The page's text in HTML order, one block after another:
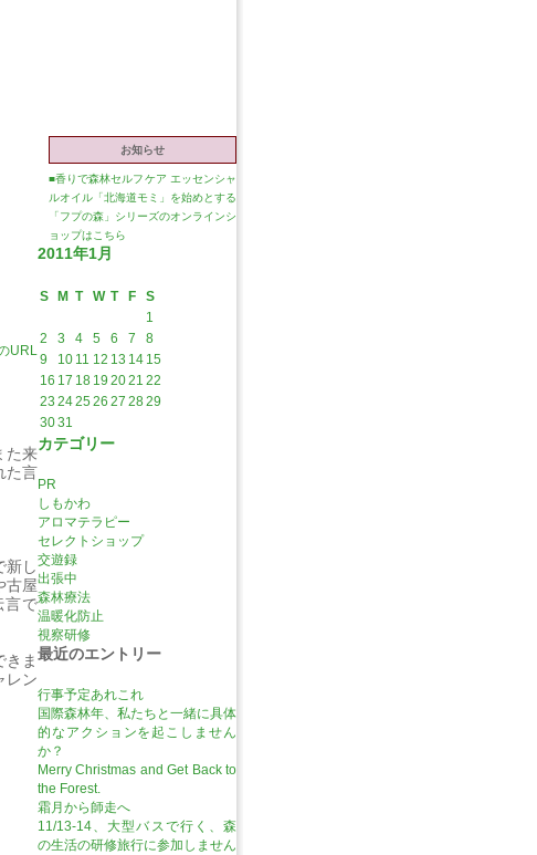
URL
た来
た言
新し
古屋
言で
ま
レン
お知らせ
■香りで森林セルフケア エッセンシャ
ルオイル「北海道モミ」を始めとする
「フプの森」シリーズのオンラインシ
ョップはこちら
2011年1月
S M T W T F
S
1
2
3 4 5 6 7
8
9
10 11 12 13 14 15
16 17 18 19 2021 22
23 2425 26 27 2829
3031
カテゴリー
PR
しもかわ
アロマテラピー
セレクトショップ
交遊録
出張中
森林療法
温暖化防止
視察研修
最近のエントリー
行事予定あれこれ
国際森林年、私たちと一緒に具体
的なアクションを起こしません
か？
Merry Christmas and Get Back to
the Forest.
霜月から師走へ
11/13-14、大型バスで行く、森
の生活の研修旅行に参加しません